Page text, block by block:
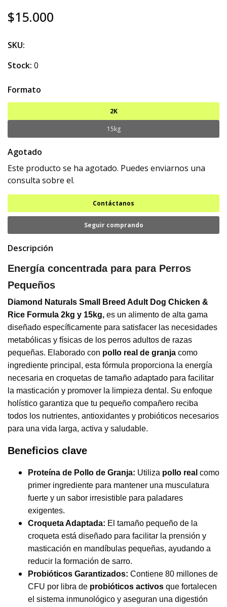
$15.000
SKU:
Stock: 0
Formato
2K
15kg
Agotado
Este producto se ha agotado. Puedes enviarnos una
consulta sobre el.
Contáctanos
Seguir comprando
Descripción
Energía concentrada para para Perros
Pequeños
Diamond Naturals Small Breed Adult Dog Chicken &
Rice Formula 2kg y 15kg, es un alimento de alta gama
diseñado específicamente para satisfacer las necesidades
metabólicas y físicas de los perros adultos de razas
pequeñas. Elaborado con pollo real de granja como
ingrediente principal, esta fórmula proporciona la energía
necesaria en croquetas de tamaño adaptado para facilitar
la masticación y promover la limpieza dental. Su enfoque
holístico garantiza que tu pequeño compañero reciba
todos los nutrientes, antioxidantes y probióticos necesarios
para una vida larga, activa y saludable.
Beneficios clave
Proteína de Pollo de Granja: Utiliza pollo real como
primer ingrediente para mantener una musculatura
fuerte y un sabor irresistible para paladares
exigentes.
Croqueta Adaptada: El tamaño pequeño de la
croqueta está diseñado para facilitar la prensión y
masticación en mandíbulas pequeñas, ayudando a
reducir la formación de sarro.
Probióticos Garantizados: Contiene 80 millones de
CFU por libra de probióticos activos que fortalecen
el sistema inmunológico y aseguran una digestión